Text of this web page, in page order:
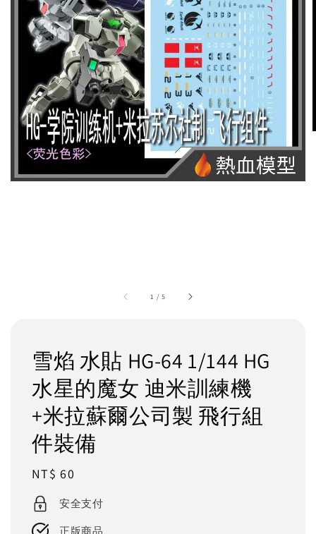
1 /5
雪焰 水貼 HG-64 1/144 HG
水星的魔女 迪米訓練機
+米拉蘇爾公司製 飛行組
件裝備
Regular
price
NT$ 60
安全支付
正版商品